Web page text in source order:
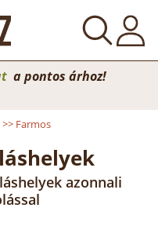
a pontos árhoz!
>> Farmos
azonnali